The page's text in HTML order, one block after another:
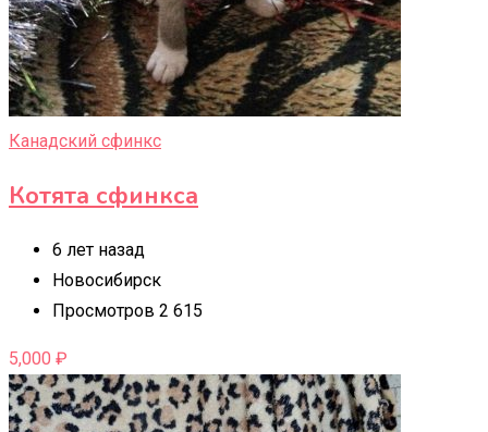
Канадский сфинкс
Котята сфинкса
6 лет назад
Новосибирск
Просмотров 2 615
5,000 ₽